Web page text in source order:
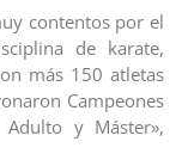
contentos por el
de karate,
más 150 atletas
Campeones
Adulto y Máster»,